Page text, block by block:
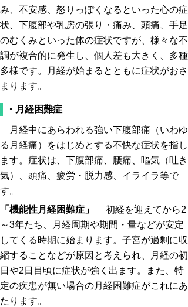
み、不安感、怒りっぽくなるといった心の症
状、下腹部や乳房の張り・痛み、頭痛、手足
のむくみといった体の症状ですが、様々な不
調が複合的に発生し、個人差も大きく、多種
多様です。月経が始まるとともに症状がおさ
まります。
・月経困難症
月経中にあらわれる強い下腹部痛（いわゆ
る月経痛）をはじめとする不快な症状を指し
ます。症状は、下腹部痛、腰痛、嘔気（吐き
気）、頭痛、疲労・脱力感、イライラ等で
す。
「機能性月経困難症」
初経を迎えてから2
～3年たち、月経周期や期間・量などが安定
してくる時期に始まります。子宮が過剰に収
縮することなどが原因と考えられ、月経の初
日や2日目頃に症状が強く出ます。また、特
定の疾患が無い場合の月経困難症がこれにあ
たります。